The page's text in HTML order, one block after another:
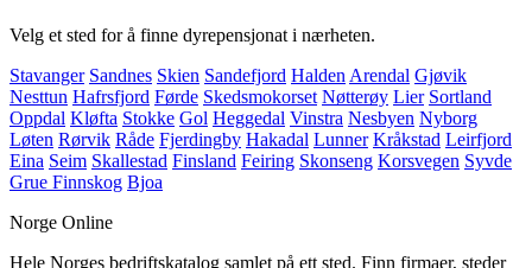
Velg et sted for å finne dyrepensjonat i nærheten.
Stavanger Sandnes Skien Sandefjord Halden Arendal Gjøvik
Nesttun Hafrsfjord Førde Skedsmokorset Nøtterøy Lier Sortland
Oppdal Kløfta Stokke Gol Heggedal Vinstra Nesbyen Nyborg
Løten Rørvik Råde Fjerdingby Hakadal Lunner Kråkstad Leirfjord
Eina Seim Skallestad Finsland Feiring Skonseng Korsvegen Syvde
Grue Finnskog Bjoa
Norge Online
Hele Norges bedriftskatalog samlet på ett sted. Finn firmaer, steder